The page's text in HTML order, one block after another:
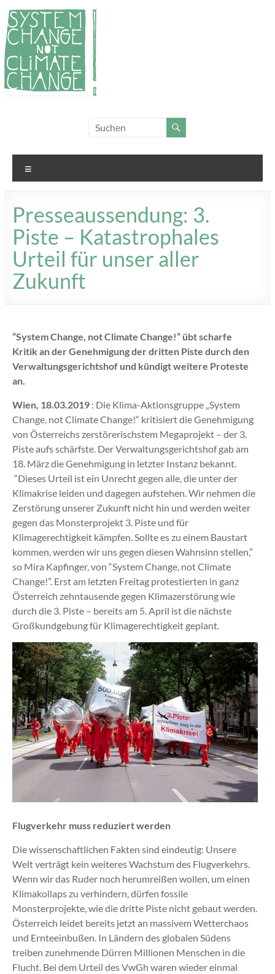
Zum
Inhalt
springen
Change!
Presseaussendung: 3.
Piste – Katastrophales
Urteil für unser aller
Zukunft
“System Change, not Climate Change!” übt scharfe
Kritik an der Genehmigung der dritten Piste durch den
Verwaltungsgerichtshof und kündigt weitere Proteste
an.
Wien, 18.03.2019 : Die Klima-Aktionsgruppe „System
Change, not Climate Change!“ kritisiert die Genehmigung
von Österreichs zerstörerischstem Megaprojekt – der 3.
Piste aufs schärfste. Der Verwaltungsgerichtshof gab am
18. März die Genehmigung in letzter Instanz bekannt.
“Dieses Urteil ist ein Unrecht gegen alle, die unter der
Klimakrise leiden und dagegen aufstehen. Wir nehmen die
Zerstörung unserer Zukunft nicht hin und werden weiter
gegen das Monsterprojekt 3. Piste und für
Klimagerechtigkeit kämpfen. Sollte es zu einem Baustart
kommen, werden wir uns gegen diesen Wahnsinn stellen,”
so Mira Kapfinger, von “System Change, not Climate
Change!”. Erst am letzten Freitag protestierten in ganz
Österreich zehntausende gegen Klimazerstörung wie
durch die 3. Piste – bereits am 5. April ist die nächste
Großkundgebung für Klimagerechtigkeit geplant.
Flugverkehr muss reduziert werden
Die wissenschaftlichen Fakten sind eindeutig: Unsere
Welt verträgt kein weiteres Wachstum des Flugverkehrs.
Wenn wir das Ruder noch herumreißen wollen, um einen
Klimakollaps zu verhindern, dürfen fossile
Monsterprojekte, wie die dritte Piste nicht gebaut werden.
Österreich leidet bereits jetzt an massivem Wetterchaos
und Ernteeinbußen. In Ländern des globalen Südens
treiben zunehmende Dürren Millionen Menschen in die
Flucht. Bei dem Urteil des VwGh waren wieder einmal